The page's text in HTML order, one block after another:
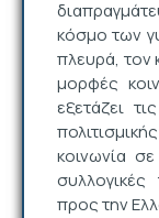
κόσμο των
πλευρά, τον
μορφές
εξετάζει
κοινωνία
προς την